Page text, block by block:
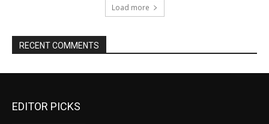
Load more
RECENT COMMENTS
EDITOR PICKS